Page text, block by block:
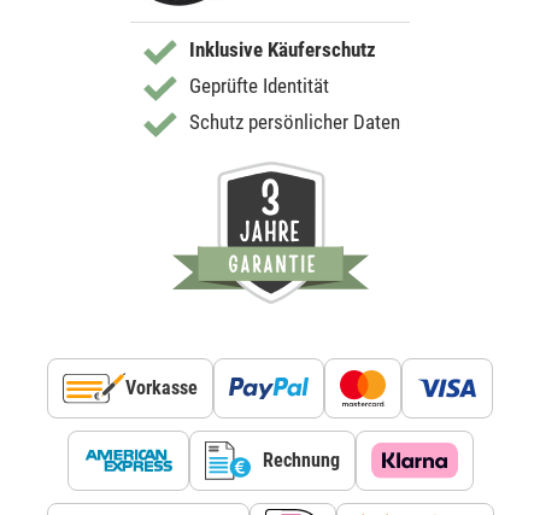
Inklusive Käuferschutz
Geprüfte Identität
Schutz persönlicher Daten
Vorkasse
Rechnung